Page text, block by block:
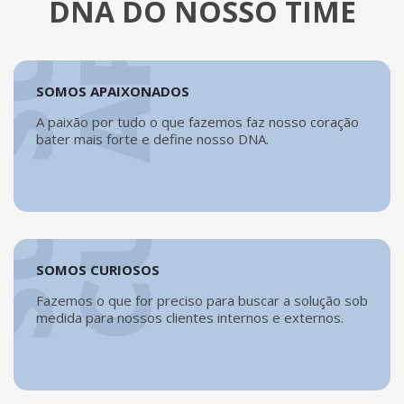
DNA DO NOSSO TIME
SOMOS APAIXONADOS
A paixão por tudo o que fazemos faz nosso coração
bater mais forte e define nosso DNA.
SOMOS CURIOSOS
Fazemos o que for preciso para buscar a solução sob
medida para nossos clientes internos e externos.